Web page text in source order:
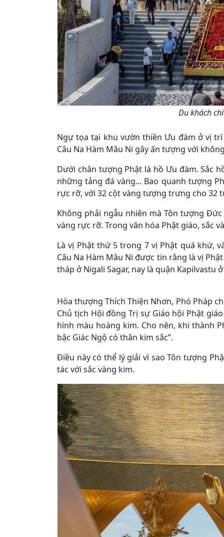
Du khách
Ngự tọa tại khu vườn thiền Ưu đàm ở vị
Câu Na Hàm Mâu Ni gây ấn tượng với
Dưới chân tượng Phật là hồ Ưu đàm. Sắc
những tảng đá vàng... Bao quanh tượng
rực rỡ, với 32 cột vàng tượng trưng cho 32
Không phải ngẫu nhiên mà Tôn tượng
vàng rực rỡ. Trong văn hóa Phật giáo, sắc
Là vị Phật thứ 5 trong 7 vị Phật quá khứ,
Câu Na Hàm Mâu Ni được tin rằng là vị
tháp ở Nigali Sagar, nay là quận Kapilvastu
Hòa thượng Thích Thiện Nhơn, Phó Pháp
Chủ tịch Hội đồng Trị sự Giáo hội Phật
hình màu hoàng kim. Cho nên, khi thành
bậc Giác Ngộ có thân kim sắc”.
Điều này có thể lý giải vì sao Tôn tượng
tác với sắc vàng kim.